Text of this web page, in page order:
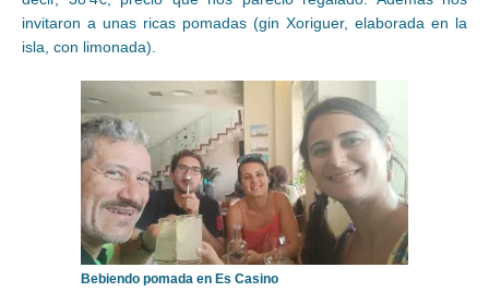
invitaron a unas ricas pomadas (gin Xoriguer, elaborada en la
isla, con limonada).
Bebiendo pomada en Es Casino